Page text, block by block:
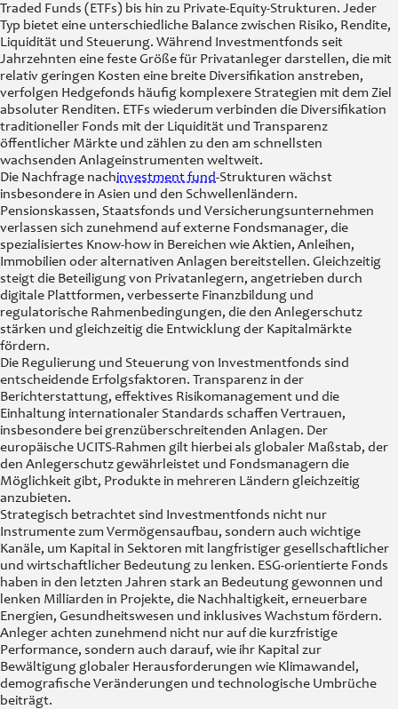
Traded Funds (ETFs) bis hin zu Private-Equity-Strukturen. Jeder
Typ bietet eine unterschiedliche Balance zwischen Risiko, Rendite,
Liquidität und Steuerung. Während Investmentfonds seit
Jahrzehnten eine feste Größe für Privatanleger darstellen, die mit
relativ geringen Kosten eine breite Diversifikation anstreben,
verfolgen Hedgefonds häufig komplexere Strategien mit dem Ziel
absoluter Renditen. ETFs wiederum verbinden die Diversifikation
traditioneller Fonds mit der Liquidität und Transparenz
öffentlicher Märkte und zählen zu den am schnellsten
wachsenden Anlageinstrumenten weltweit.
Die Nachfrage nachinvestment fund-Strukturen wächst
insbesondere in Asien und den Schwellenländern.
Pensionskassen, Staatsfonds und Versicherungsunternehmen
verlassen sich zunehmend auf externe Fondsmanager, die
spezialisiertes Know-how in Bereichen wie Aktien, Anleihen,
Immobilien oder alternativen Anlagen bereitstellen. Gleichzeitig
steigt die Beteiligung von Privatanlegern, angetrieben durch
digitale Plattformen, verbesserte Finanzbildung und
regulatorische Rahmenbedingungen, die den Anlegerschutz
stärken und gleichzeitig die Entwicklung der Kapitalmärkte
fördern.
Die Regulierung und Steuerung von Investmentfonds sind
entscheidende Erfolgsfaktoren. Transparenz in der
Berichterstattung, effektives Risikomanagement und die
Einhaltung internationaler Standards schaffen Vertrauen,
insbesondere bei grenzüberschreitenden Anlagen. Der
europäische UCITS-Rahmen gilt hierbei als globaler Maßstab, der
den Anlegerschutz gewährleistet und Fondsmanagern die
Möglichkeit gibt, Produkte in mehreren Ländern gleichzeitig
anzubieten.
Strategisch betrachtet sind Investmentfonds nicht nur
Instrumente zum Vermögensaufbau, sondern auch wichtige
Kanäle, um Kapital in Sektoren mit langfristiger gesellschaftlicher
und wirtschaftlicher Bedeutung zu lenken. ESG-orientierte Fonds
haben in den letzten Jahren stark an Bedeutung gewonnen und
lenken Milliarden in Projekte, die Nachhaltigkeit, erneuerbare
Energien, Gesundheitswesen und inklusives Wachstum fördern.
Anleger achten zunehmend nicht nur auf die kurzfristige
Performance, sondern auch darauf, wie ihr Kapital zur
Bewältigung globaler Herausforderungen wie Klimawandel,
demografische Veränderungen und technologische Umbrüche
beiträgt.